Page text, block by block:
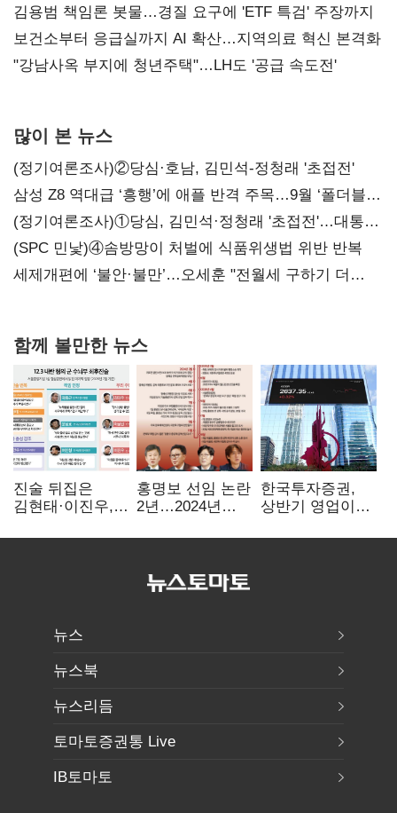
김용범 책임론 봇물…경질 요구에 'ETF 특검' 주장까지
보건소부터 응급실까지 AI 확산…지역의료 혁신 본격화
"강남사옥 부지에 청년주택"…LH도 '공급 속도전'
많이 본 뉴스
(정기여론조사)②당심·호남, 김민석-정청래 '초접전'
삼성 Z8 역대급 ‘흥행’에 애플 반격 주목…9월 ‘폴더블
대전’
(정기여론조사)①당심, 김민석·정청래 '초접전'…대통령
지지도 '50% 아래로'(종합)
(SPC 민낯)④솜방망이 처벌에 식품위생법 위반 반복
세제개편에 ‘불안·불만’…오세훈 "전월세 구하기 더
함께 볼만한 뉴스
진술 뒤집은
김현태·이진우,
헌신"…법정서
홍명보 선임 논란
2년…2024년
압색까지
한국투자증권,
상반기 영업이익
전년비 89.1%↑
뉴스
뉴스북
뉴스리듬
토마토증권통 Live
IB토마토